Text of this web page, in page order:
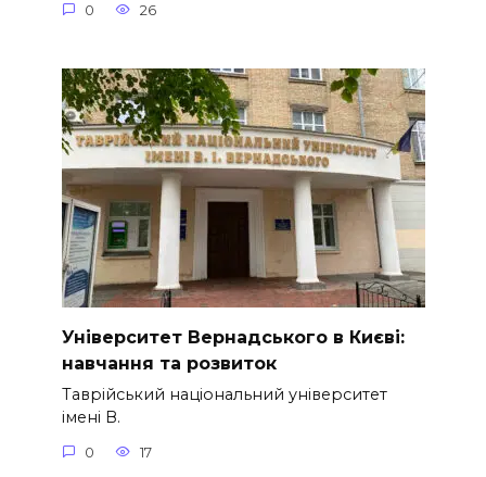
0 26
Університет Вернадського в Києві:
навчання та розвиток
Таврійський національний університет
імені В.
0 17